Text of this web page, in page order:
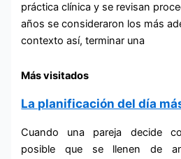
práctica clínica y se revisan
años se consideraron los más
contexto así, terminar una
Más visitados
La planificación del día
Cuando una pareja decide
posible que se llenen de